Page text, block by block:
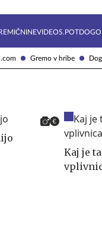
Gremo v hribe
VIDEOS.POT
Kaj je